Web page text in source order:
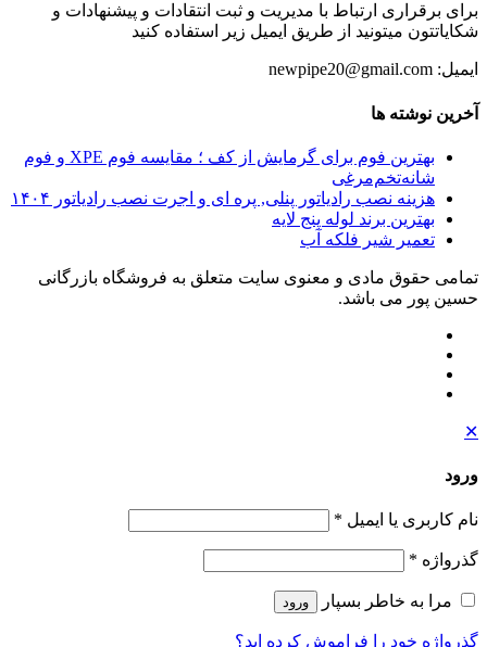
برای برقراری ارتباط با مدیریت و ثبت انتقادات و پیشنهادات و
شکایاتتون میتونید از طریق ایمیل زیر استفاده کنید
ایمیل: newpipe20@gmail.com
آخرین نوشته ها
بهترین فوم برای گرمایش از کف ؛ مقایسه فوم XPE و فوم
شانه‌تخم‌مرغی
هزینه نصب رادیاتور پنلی, پره ای و اجرت نصب رادیاتور ۱۴۰۴
بهترین برند لوله پنج لایه
تعمیر شیر فلکه آب
تمامی حقوق مادی و معنوی سایت متعلق به فروشگاه بازرگانی
حسین پور می باشد.
✕
ورود
نام کاربری یا ایمیل *
گذرواژه *
مرا به خاطر بسپار ورود
گذرواژه خود را فراموش کرده اید؟